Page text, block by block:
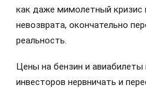
как даже мимолетный
невозврата, окончательно
реальность.
Цены на бензин и авиабилеты
инвесторов нервничать и